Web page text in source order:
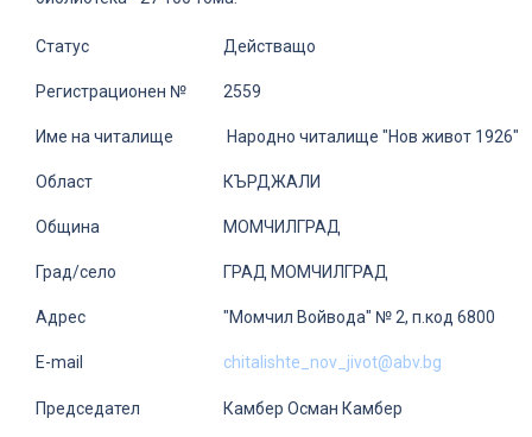
Статус Действащо
Регистрационен № 2559
Име на читалище Народно читалище "Нов живот 1926"
Област КЪРДЖАЛИ
Община МОМЧИЛГРАД
Град/село ГРАД МОМЧИЛГРАД
Адрес "Момчил Войвода" № 2, п.код 6800
E-mail chitalishte_nov_jivot@abv.bg
Председател Камбер Осман Камбер